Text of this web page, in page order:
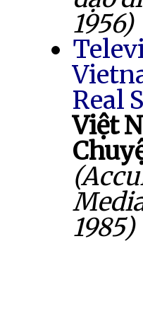
1956)
Real
Việt
1985)